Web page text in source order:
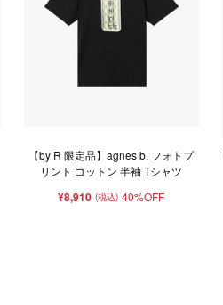
【by R 限定品】agnes b. フォトプ
リント コットン 半袖 Tシャツ
¥8,910 (税込) 40%OFF